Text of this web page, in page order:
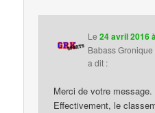
Le24 avril 2016
Babass Gronique
a dit :
Merci de votre message.
Effectivement, le